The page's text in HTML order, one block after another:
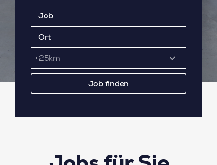
+25km